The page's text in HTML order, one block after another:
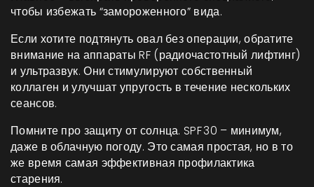
чтобы избежать “замороженного” вида.
Если хотите подтянуть овал без операции, обратите
внимание на аппараты RF (радиочастотный лифтинг)
и ультразвук. Они стимулируют собственный
коллаген и улучшат упругость в течение нескольких
сеансов.
Помните про защиту от солнца. SPF 30 – минимум,
даже в облачную погоду. Это самая простая, но в то
же время самая эффективная профилактика
старения.